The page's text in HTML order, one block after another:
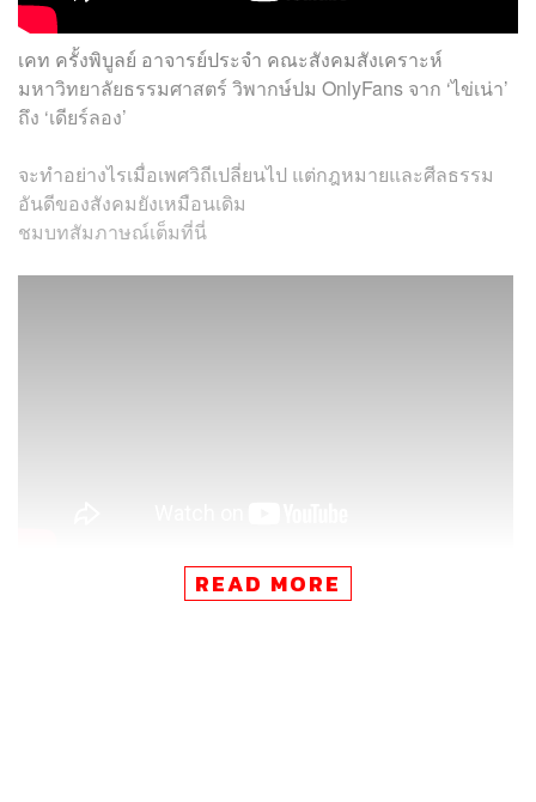
เคท ครั้งพิบูลย์ อาจารย์ประจำ คณะสังคมสังเคราะห์
มหาวิทยาลัยธรรมศาสตร์ วิพากษ์ปม OnlyFans จาก ‘ไข่เน่า’
ถึง ‘เดียร์ลอง’
จะทำอย่างไรเมื่อเพศวิถีเปลี่ยนไป แต่กฎหมายและศีลธรรม
อันดีของสังคมยังเหมือนเดิม
ชมบทสัมภาษณ์เต็มที่นี่
READ MORE